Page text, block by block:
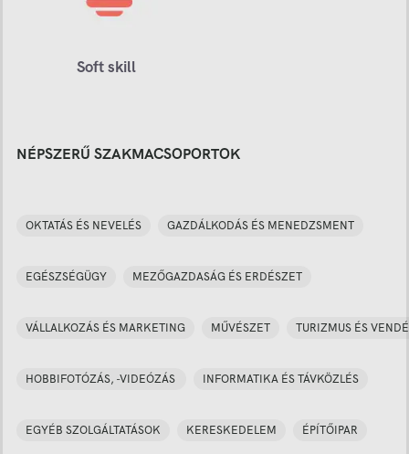
Soft skill
NÉPSZERŰ SZAKMACSOPORTOK
OKTATÁS ÉS NEVELÉS GAZDÁLKODÁS ÉS MENEDZSMENT
EGÉSZSÉGÜGY MEZŐGAZDASÁG ÉS ERDÉSZET
VÁLLALKOZÁS ÉS MARKETING MŰVÉSZET TURIZMUS ÉS
HOBBIFOTÓZÁS, -VIDEÓZÁS INFORMATIKA ÉS TÁVKÖZLÉS
EGYÉB SZOLGÁLTATÁSOK KERESKEDELEM ÉPÍTŐIPAR